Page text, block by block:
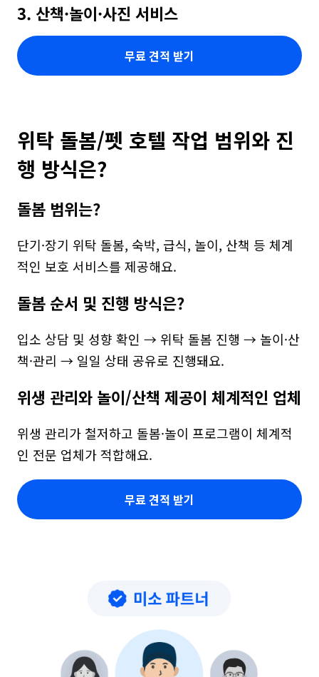
3. 산책·놀이·사진 서비스
무료 견적 받기
위탁 돌봄/펫 호텔 작업 범위와 진
행 방식은?
돌봄 범위는?
단기·장기 위탁 돌봄, 숙박, 급식, 놀이, 산책 등 체계
적인 보호 서비스를 제공해요.
돌봄 순서 및 진행 방식은?
입소 상담 및 성향 확인 → 위탁 돌봄 진행 → 놀이·산
책·관리 → 일일 상태 공유로 진행돼요.
위생 관리와 놀이/산책 제공이 체계적인 업체
위생 관리가 철저하고 돌봄·놀이 프로그램이 체계적
인 전문 업체가 적합해요.
무료 견적 받기